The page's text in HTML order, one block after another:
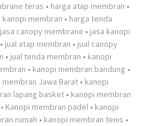
teras • harga atap membran •
kanopi membran • harga tenda
jasa canopy membrane • jasa kanopi
• jual atap membran • jual canopy
• jual tenda membran • kanopi
• kanopi membran bandung •
membran Jawa Barat • kanopi
lapang basket • kanopi membran
• Kanopi membran padel • kanopi
rumah • kanopi membran tenis •